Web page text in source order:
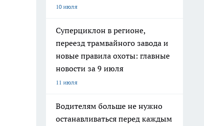
10 июля
Суперциклон в регионе,
переезд трамвайного завода и
новые правила охоты: главные
новости за 9 июля
11 июля
Водителям больше не нужно
останавливаться перед каждым